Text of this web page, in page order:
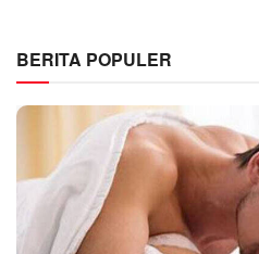
BERITA POPULER